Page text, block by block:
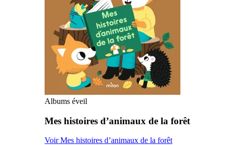
Albums éveil
Mes histoires d’animaux de la forêt
Voir Mes histoires d’animaux de la forêt